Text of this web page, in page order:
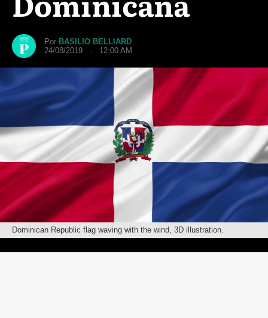
Por BASILIO BELLIARD
24/08/2019 · 12:00 AM
Dominican Republic flag waving with the wind, 3D illustration.